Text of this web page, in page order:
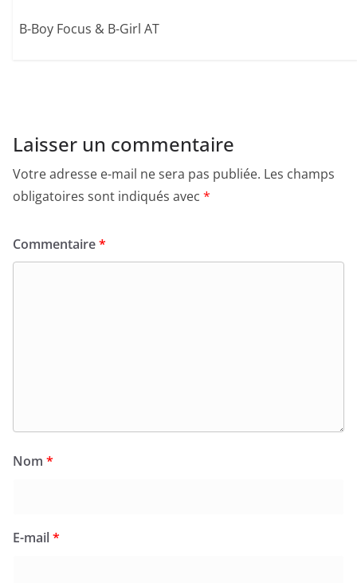
B-Boy Focus & B-Girl AT
Laisser un commentaire
Votre adresse e-mail ne sera pas publiée. Les champs
obligatoires sont indiqués avec *
Commentaire*
Nom *
E-mail*